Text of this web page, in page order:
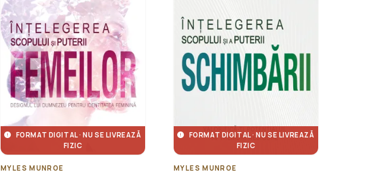
FORMAT DIGITAL · NU SE LIVREAZĂ
FIZIC
MYLES MUNROE
FORMAT DIGITAL · NU SE LIVREAZĂ
FIZIC
MYLES MUNROE